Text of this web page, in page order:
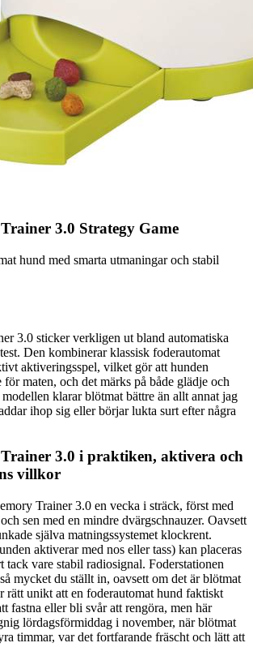
3.0 Strategy Game
hund med smarta utmaningar och stabil
3.0 sticker verkligen ut bland automatiska
Den kombinerar klassisk foderautomat
aktiveringsspel, vilket gör att hunden
maten, och det märks på både glädje och
klarar blötmat bättre än allt annat jag
ihop sig eller börjar lukta surt efter några
3.0 i praktiken, aktivera och
villkor
Trainer 3.0 en vecka i sträck, först med
sen med en mindre dvärgschnauzer. Oavsett
själva matningssystemet klockrent.
aktiverar med nos eller tass) kan placeras
tack vare stabil radiosignal. Foderstationen
mycket du ställt in, oavsett om det är blötmat
rätt unikt att en foderautomat hund faktiskt
fastna eller bli svår att rengöra, men här
lördagsförmiddag i november, när blötmat
timmar, var det fortfarande fräscht och lätt att